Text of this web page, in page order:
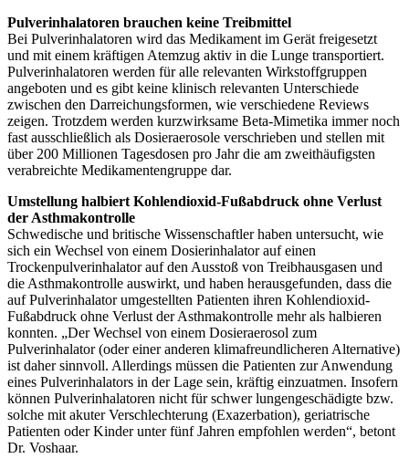
Pulverinhalatoren brauchen keine Treibmittel
Bei Pulverinhalatoren wird das Medikament im Gerät freigesetzt
und mit einem kräftigen Atemzug aktiv in die Lunge transportiert.
Pulverinhalatoren werden für alle relevanten Wirkstoffgruppen
angeboten und es gibt keine klinisch relevanten Unterschiede
zwischen den Darreichungsformen, wie verschiedene Reviews
zeigen. Trotzdem werden kurzwirksame Beta-Mimetika immer noch
fast ausschließlich als Dosieraerosole verschrieben und stellen mit
über 200 Millionen Tagesdosen pro Jahr die am zweithäufigsten
verabreichte Medikamentengruppe dar.
Umstellung halbiert Kohlendioxid-Fußabdruck ohne Verlust
der Asthmakontrolle
Schwedische und britische Wissenschaftler haben untersucht, wie
sich ein Wechsel von einem Dosierinhalator auf einen
Trockenpulverinhalator auf den Ausstoß von Treibhausgasen und
die Asthmakontrolle auswirkt, und haben herausgefunden, dass die
auf Pulverinhalator umgestellten Patienten ihren Kohlendioxid-
Fußabdruck ohne Verlust der Asthmakontrolle mehr als halbieren
konnten. „Der Wechsel von einem Dosieraerosol zum
Pulverinhalator (oder einer anderen klimafreundlicheren Alternative)
ist daher sinnvoll. Allerdings müssen die Patienten zur Anwendung
eines Pulverinhalators in der Lage sein, kräftig einzuatmen. Insofern
können Pulverinhalatoren nicht für schwer lungengeschädigte bzw.
solche mit akuter Verschlechterung (Exazerbation), geriatrische
Patienten oder Kinder unter fünf Jahren empfohlen werden“, betont
Dr. Voshaar.